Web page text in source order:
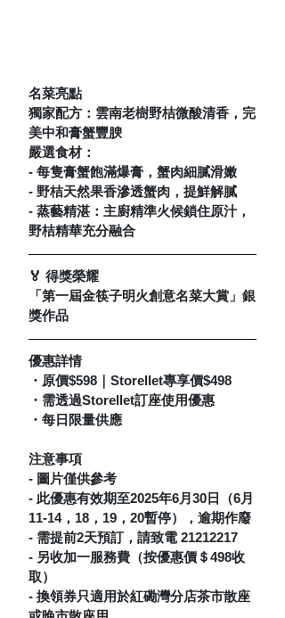
名菜亮點
獨家配方：雲南老樹野桔微酸清香，完
美中和膏蟹豐腴
嚴選食材：
- 每隻膏蟹飽滿爆膏，蟹肉細膩滑嫩
- 野桔天然果香滲透蟹肉，提鮮解膩
- 蒸藝精湛：主廚精準火候鎖住原汁，
野桔精華充分融合
🏅 得獎榮耀
「第一屆金筷子明火創意名菜大賞」銀
獎作品
優惠詳情
・原價$598｜Storellet專享價$498
・需透過Storellet訂座使用優惠
・每日限量供應
注意事項
- 圖片僅供參考
- 此優惠有效期至2025年6月30日（6月
11-14，18，19，20暫停），逾期作廢
- 需提前2天預訂，請致電 21212217
- 另收加一服務費（按優惠價＄498收
取）
- 換領券只適用於紅磡灣分店茶市散座